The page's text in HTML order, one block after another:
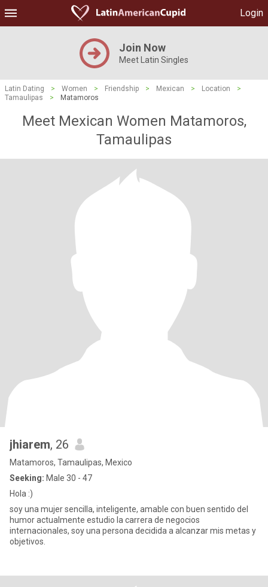
Login
Join Now
Meet Latin Singles
Latin Dating > Women > Friendship > Mexican > Location
>
Tamaulipas
> Matamoros
Meet Mexican Women Matamoros,
Tamaulipas
jhiarem, 26
Matamoros, Tamaulipas, Mexico
Seeking: Male 30 - 47
Hola :)
soy una mujer sencilla, inteligente, amable con buen sentido del
humor actualmente estudio la carrera de negocios
internacionales, soy una persona decidida a alcanzar mis metas y
objetivos.